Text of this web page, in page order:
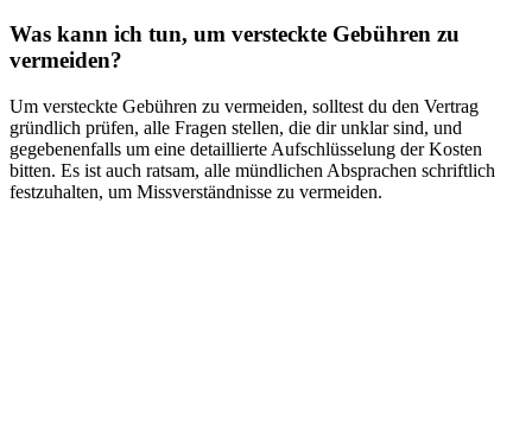
Was kann ich tun, um versteckte Gebühren zu
vermeiden?
Um versteckte Gebühren zu vermeiden, solltest du den Vertrag
gründlich prüfen, alle Fragen stellen, die dir unklar sind, und
gegebenenfalls um eine detaillierte Aufschlüsselung der Kosten
bitten. Es ist auch ratsam, alle mündlichen Absprachen schriftlich
festzuhalten, um Missverständnisse zu vermeiden.